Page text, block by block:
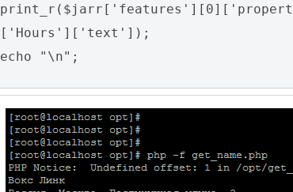
['Hours']['text']);
echo "\n";